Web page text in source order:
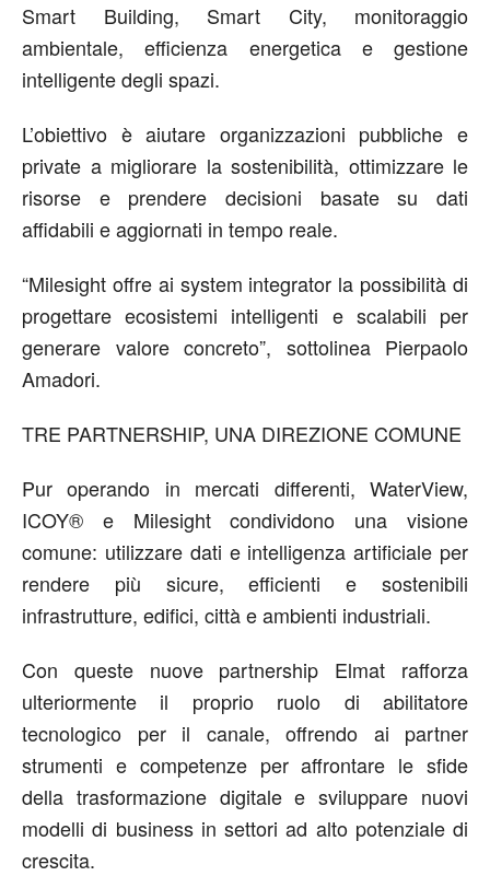
Smart Building, Smart City, monitoraggio
ambientale, efficienza energetica e gestione
intelligente degli spazi.
L’obiettivo è aiutare organizzazioni pubbliche e
private a migliorare la sostenibilità, ottimizzare le
risorse e prendere decisioni basate su dati
affidabili e aggiornati in tempo reale.
“Milesight offre ai system integrator la possibilità di
progettare ecosistemi intelligenti e scalabili per
generare valore concreto”, sottolinea Pierpaolo
Amadori.
TRE PARTNERSHIP, UNA DIREZIONE COMUNE
Pur operando in mercati differenti, WaterView,
ICOY® e Milesightcondividono una visione
comune: utilizzare dati e intelligenza artificiale per
rendere più sicure, efficienti e sostenibili
infrastrutture, edifici, città e ambienti industriali.
Con queste nuove partnership Elmat rafforza
ulteriormente il proprio ruolo di abilitatore
tecnologico per il canale, offrendo ai partner
strumenti e competenze per affrontare le sfide
della trasformazione digitale e sviluppare nuovi
modelli di business in settori ad alto potenziale di
crescita.